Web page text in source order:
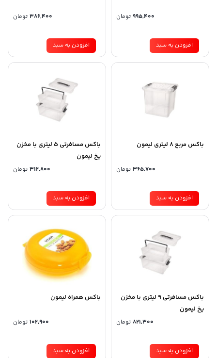
تومان
افزودن به سبد
تومان
افزودن به سبد
باکس مربع 8 لیتری لیمون
تومان
افزودن به سبد
باکس مسافرتی 5 لیتری با مخزن
یخ لیمون
تومان
افزودن به سبد
باکس مسافرتی 9 لیتری با مخزن
یخ لیمون
تومان
افزودن به سبد
باکس همراه لیمون
تومان
افزودن به سبد